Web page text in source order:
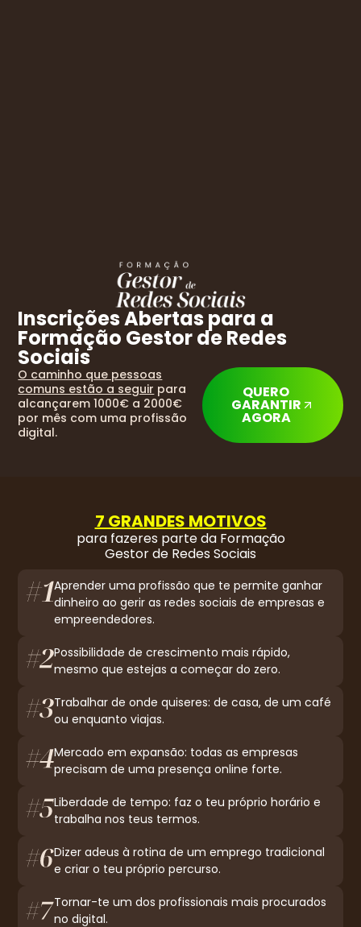
Inscrições Abertas para a
Formação Gestor de Redes
Sociais
O caminho que pessoas
comuns estão a seguir para
alcançarem 1000€ a 2000€
por mês com uma profissão
digital.
QUERO
GARANTIR
AGORA
7 GRANDES MOTIVOS
para fazeres parte da Formação
Gestor de Redes Sociais
Aprender uma profissão que te permite ganhar
dinheiro ao gerir as redes sociais de empresas e
empreendedores.
Possibilidade de crescimento mais rápido,
mesmo que estejas a começar do zero.
Trabalhar de onde quiseres: de casa, de um café
ou enquanto viajas.
Mercado em expansão: todas as empresas
precisam de uma presença online forte.
Liberdade de tempo: faz o teu próprio horário e
trabalha nos teus termos.
Dizer adeus à rotina de um emprego tradicional
e criar o teu próprio percurso.
Tornar-te um dos profissionais mais procurados
no digital.